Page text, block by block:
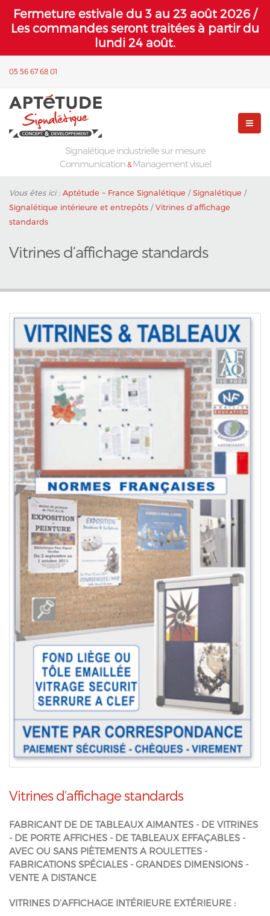
Fermeture estivale du 3 au 23 août 2026 /
Les commandes seront traitées à partir du
lundi 24 août.
05 56 67 68 01
Signalétique industrielle sur mesure
Communication & Management visuel
Vous êtes ici : Aptétude ~ France Signalétique /Signalétique /
Signalétique intérieure et entrepôts /Vitrines d’affichage
standards
Vitrines d’affichage standards
Vitrines d’affichage standards
FABRICANT DE DE TABLEAUX AIMANTES - DE VITRINES
- DE PORTE AFFICHES - DE TABLEAUX EFFAÇABLES -
AVEC OU SANS PIÈTEMENTS A ROULETTES -
FABRICATIONS SPÉCIALES - GRANDES DIMENSIONS -
VENTE A DISTANCE
VITRINES D’AFFICHAGE INTÉRIEURE EXTÉRIEURE :